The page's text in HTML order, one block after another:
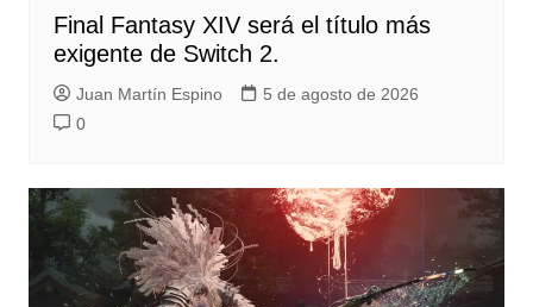
Final Fantasy XIV será el título más
exigente de Switch 2.
Juan Martín Espino
5 de agosto de 2026
0